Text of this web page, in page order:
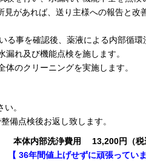
見があれば、送り主様への報告と
る事を確認後、薬液による内部循
漏れ及び機能点検を施します。
体のクリーニングを実施します。
。
備点検後お返し致します。
本体内部洗浄費用 13,200円（税
【 36年間値上げせずに頑張ってい